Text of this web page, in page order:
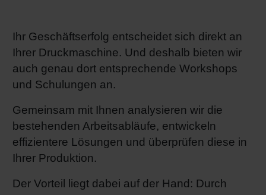
Ihr Geschäftserfolg entscheidet sich direkt an
Ihrer Druckmaschine. Und deshalb bieten wir
auch genau dort entsprechende Workshops
und Schulungen an.
Gemeinsam mit Ihnen analysieren wir die
bestehenden Arbeitsabläufe, entwickeln
effizientere Lösungen und überprüfen diese in
Ihrer Produktion.
Der Vorteil liegt dabei auf der Hand: Durch